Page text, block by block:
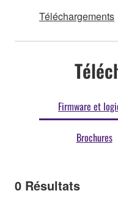
Téléchargements
Firmware et
Brochures
0 Résultats